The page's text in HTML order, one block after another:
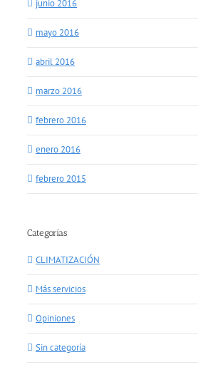
junio 2016
mayo 2016
abril 2016
marzo 2016
febrero 2016
enero 2016
febrero 2015
Categorías
CLIMATIZACIÓN
Más servicios
Opiniones
Sin categoría